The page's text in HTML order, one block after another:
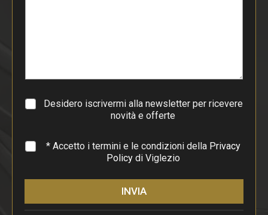
g
a
f
Desidero iscrivermi alla newsletter per ricevere
novità e offerte
* * Accetto i termini e le condizioni della Privacy
Policydi Viglezio
INVIA